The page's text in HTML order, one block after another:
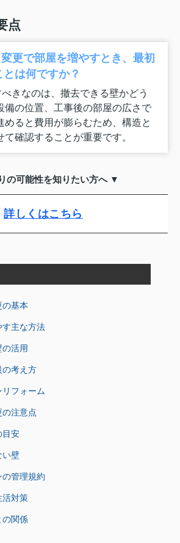
点
更で部屋を増やすとき、最初
は何ですか？
きなのは、撤去できる壁かどう
備の位置、工事後の部屋の広さで
めると費用が膨らむため、構造と
確認することが重要です。
の可能性を知りたい方へ ▼
詳しくはこちら
基本
主な方法
活用
考え方
フォーム
注意点
目安
い壁
管理規約
対策
関係